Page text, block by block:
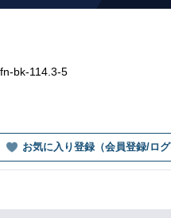
bk-114.3-5
お気に入り登録（会員登録/ロ